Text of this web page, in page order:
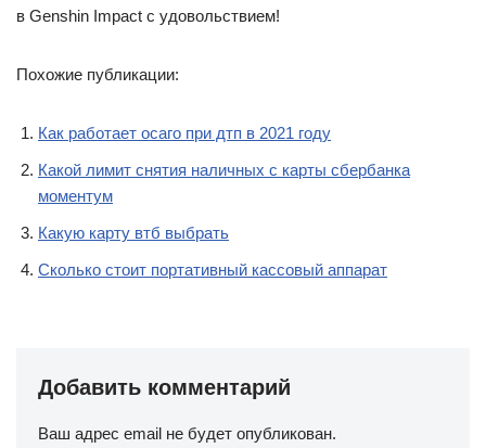
в Genshin Impact с удовольствием!
Похожие публикации:
Как работает осаго при дтп в 2021 году
Какой лимит снятия наличных с карты сбербанка
моментум
Какую карту втб выбрать
Сколько стоит портативный кассовый аппарат
Добавить комментарий
Ваш адрес email не будет опубликован.